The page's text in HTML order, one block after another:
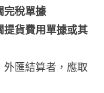
完稅單據
提貨費用單據或其
外匯結算者，應取